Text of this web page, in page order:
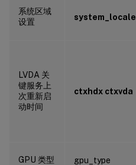
系统区域
设置
system_locale
LVDA 关
键服务上
次重新启
动时间
ctxhdx ctxvda
GPU 类型 gpu_type